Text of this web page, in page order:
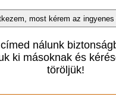
nálunk
ki másoknak és
töröljük!